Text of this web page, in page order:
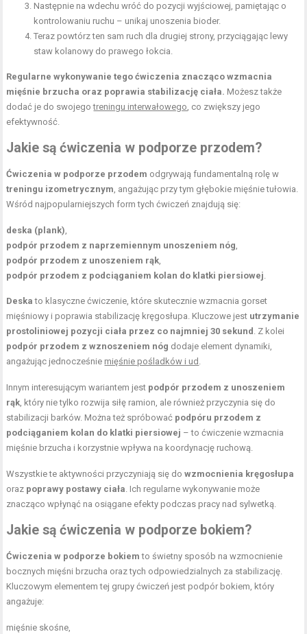
Następnie na wdechu wróć do pozycji wyjściowej, pamiętając o
kontrolowaniu ruchu – unikaj unoszenia bioder.
Teraz powtórz ten sam ruch dla drugiej strony, przyciągając lewy
staw kolanowy do prawego łokcia.
Regularne wykonywanie tego ćwiczenia znacząco wzmacnia
mięśnie brzucha oraz poprawia stabilizację ciała. Możesz także
dodać je do swojegotreningu interwałowego, co zwiększy jego
efektywność.
Jakie są ćwiczenia w podporze przodem?
Ćwiczenia w podporze przodem odgrywają fundamentalną rolę w
treningu izometrycznym, angażując przy tym głębokie mięśnie tułowia.
Wśród najpopularniejszych form tych ćwiczeń znajdują się:
deska (plank),
podpór przodem z naprzemiennym unoszeniem nóg,
podpór przodem z unoszeniem rąk,
podpór przodem z podciąganiem kolan do klatki piersiowej.
Deska to klasyczne ćwiczenie, które skutecznie wzmacnia gorset
mięśniowy i poprawia stabilizację kręgosłupa. Kluczowe jest utrzymanie
prostoliniowej pozycji ciała przez co najmniej 30 sekund . Z kolei
podpór przodem z wznoszeniem nóg dodaje element dynamiki,
angażując jednocześnie mięśnie pośladków i ud .
Innym interesującym wariantem jest podpór przodem z unoszeniem
rąk, który nie tylko rozwija siłę ramion, ale również przyczynia się do
stabilizacji barków. Można też spróbować podpóru przodem z
podciąganiem kolan do klatki piersiowej – to ćwiczenie wzmacnia
mięśnie brzucha i korzystnie wpływa na koordynację ruchową.
Wszystkie te aktywności przyczyniają się dowzmocnienia kręgosłupa
oraz poprawy postawy ciała. Ich regularne wykonywanie może
znacząco wpłynąć na osiągane efekty podczas pracy nad sylwetką.
Jakie są ćwiczenia w podporze bokiem?
Ćwiczenia w podporze bokiem to świetny sposób na wzmocnienie
bocznych mięśni brzucha oraz tych odpowiedzialnych za stabilizację.
Kluczowym elementem tej grupy ćwiczeń jest podpór bokiem, który
angażuje:
mięśnie skośne,